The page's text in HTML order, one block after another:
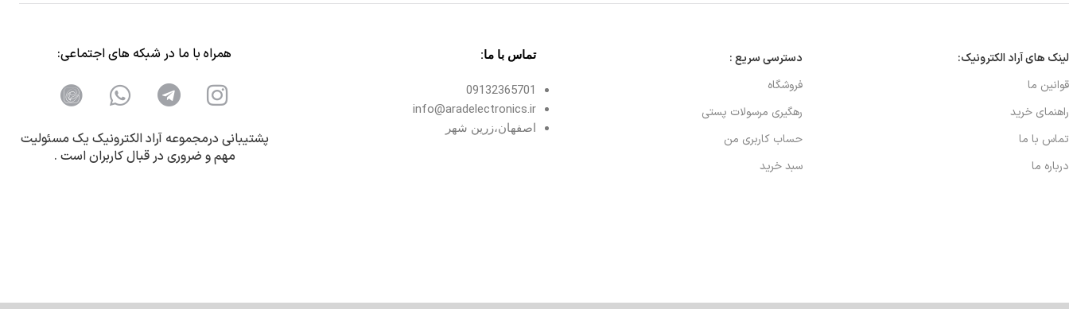
لینک های آراد الکترونیک:
قوانین ما
راهنمای خرید
تماس با ما
درباره ما
دسترسی سریع :
فروشگاه
رهگیری مرسولات پستی
حساب کاربری من
سبد خرید
تماس با ما:
09132365701
info@aradelectronics.ir
اصفهان،زرین شهر
همراه با ما در شبکه های اجتماعی:
پشتیبانی درمجموعه آراد الکترونیک یک مسئولیت
مهم و ضروری در قبال کاربران است .